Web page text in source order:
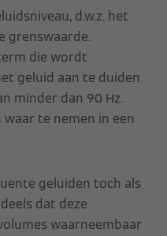
d.w.z. het
grenswaarde.
die wordt
geluid aan te duiden
minder dan 90 Hz.
te nemen in een
geluiden toch als
dat deze
waarneembaar